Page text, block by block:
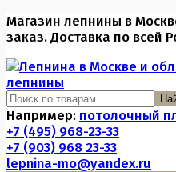
Магазин лепнины в
заказ. Доставка по всей
Например: потолочный
+7 (495) 968-23-33
+7 (903) 968 23-33
lepnina-mo@yandex.ru